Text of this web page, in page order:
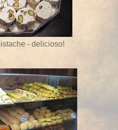
- delicioso!